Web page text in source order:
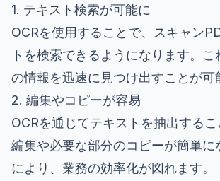
1. テキスト検索が可能に
OCRを使用することで、スキャン
トを検索できるようになります。こ
の情報を迅速に見つけ出すことが可
2. 編集やコピーが容易
OCRを通じてテキストを抽出する
編集や必要な部分のコピーが簡単に
により、業務の効率化が図れます。